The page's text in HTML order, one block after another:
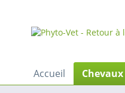
Accueil Chevaux